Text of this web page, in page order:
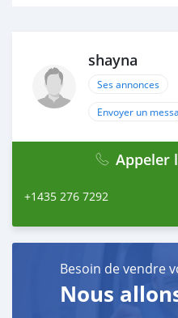
shayna
Ses annonces
Envoyer un
Appeler
+1435 276 7292
Besoin de vendre
Nous